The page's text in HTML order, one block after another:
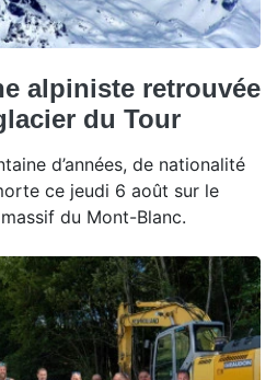
alpiniste retrouvée
du Tour
d’années, de nationalité
ce jeudi 6 août sur le
du Mont-Blanc.